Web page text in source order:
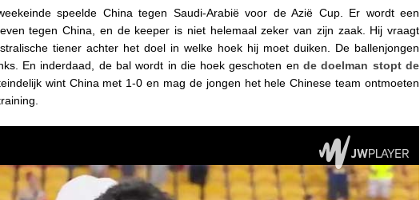
speelde China tegen Saudi-Arabië voor de Azië Cup. Er wordt een
tegen China, en de keeper is niet helemaal zeker van zijn zaak. Hij vraagt
tiener achter het doel in welke hoek hij moet duiken. De ballenjongen
En inderdaad, de bal wordt in die hoek geschoten ende doelman stopt de
wint China met 1-0 en mag de jongen het hele Chinese team ontmoeten